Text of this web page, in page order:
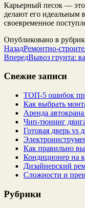
Карьерный песок — это
делают его идеальным
своевременное
Опубликовано в
НазадРемонтно-
ВпередВывоз грунта:
Свежие записи
ТОП-5 ошибок
Как выбрать
Аренда
Чип‑тюнинг
Готовая дверь vs
Как правильно
Кондиционер на
Дизайнерский
Сложности и
Рубрики